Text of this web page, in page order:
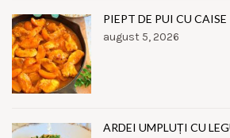
PIEPT DE PUI CU CAISE
august 5, 2026
ARDEI UMPLUȚI CU